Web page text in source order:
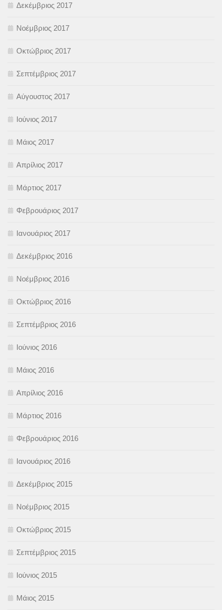
Δεκέμβριος 2017
Νοέμβριος 2017
Οκτώβριος 2017
Σεπτέμβριος 2017
Αύγουστος 2017
Ιούνιος 2017
Μάιος 2017
Απρίλιος 2017
Μάρτιος 2017
Φεβρουάριος 2017
Ιανουάριος 2017
Δεκέμβριος 2016
Νοέμβριος 2016
Οκτώβριος 2016
Σεπτέμβριος 2016
Ιούνιος 2016
Μάιος 2016
Απρίλιος 2016
Μάρτιος 2016
Φεβρουάριος 2016
Ιανουάριος 2016
Δεκέμβριος 2015
Νοέμβριος 2015
Οκτώβριος 2015
Σεπτέμβριος 2015
Ιούνιος 2015
Μάιος 2015